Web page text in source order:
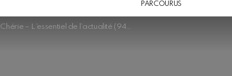
PARCOURUS
Chérie – L’essentiel de l’actualité (94.0)